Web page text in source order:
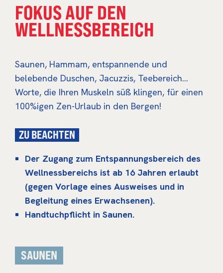
FOKUS AUF DEN
WELLNESSBEREICH
Saunen, Hammam, entspannende und
belebende Duschen, Jacuzzis, Teebereich…
Worte, die Ihren Muskeln süß klingen, für einen
100%igen Zen-Urlaub in den Bergen!
ZU BEACHTEN
Der Zugang zum Entspannungsbereich des
Wellnessbereichs ist ab 16 Jahren erlaubt
(gegen Vorlage eines Ausweises und in
Begleitung eines Erwachsenen).
Handtuchpflicht in Saunen.
SAUNEN